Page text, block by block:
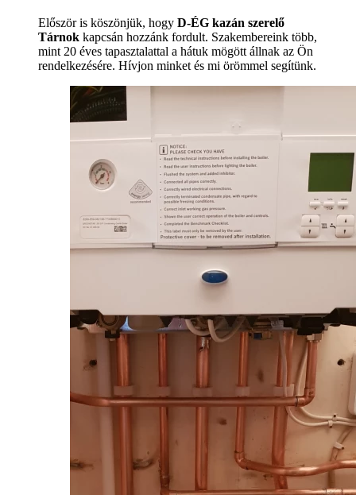
Először is köszönjük, hogy D-ÉG kazán szerelő
Tárnok kapcsán hozzánk fordult. Szakembereink több,
mint 20 éves tapasztalattal a hátuk mögött állnak az Ön
rendelkezésére. Hívjon minket és mi örömmel segítünk.